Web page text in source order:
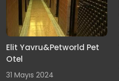
Elit Yavru&Petworld Pet
Otel
31 Mayıs 2024